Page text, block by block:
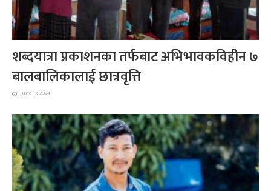
शब्दयात्रा प्रकाशनका तर्फबाट अभिभावकविहीन ७
बालबालिकालाई छात्रवृत्ति
June 17, 2024